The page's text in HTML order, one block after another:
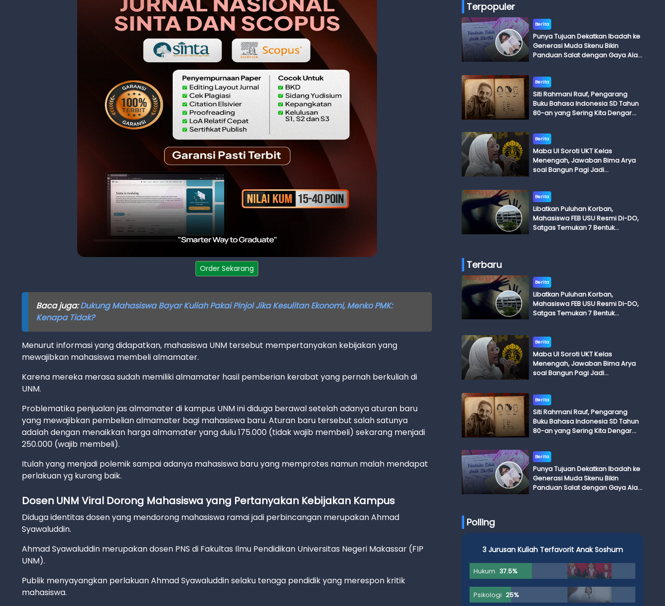
Order Sekarang
Baca juga:Dukung Mahasiswa Bayar Kuliah Pakai Pinjol Jika Kesulitan Ekonomi, Menko PMK:
Kenapa Tidak?
Menurut informasi yang didapatkan, mahasiswa UNM tersebut mempertanyakan kebijakan yang
mewajibkan mahasiswa membeli almamater.
Karena mereka merasa sudah memiliki almamater hasil pemberian kerabat yang pernah berkuliah di
UNM.
Problematika penjualan jas almamater di kampus UNM ini diduga berawal setelah adanya aturan baru
yang mewajibkan pembelian almamater bagi mahasiswa baru. Aturan baru tersebut salah satunya
adalah dengan menaikkan harga almamater yang dulu 175.000 (tidak wajib membeli) sekarang menjadi
250.000 (wajib membeli).
Itulah yang menjadi polemik sampai adanya mahasiswa baru yang memprotes namun malah mendapat
perlakuan yg kurang baik.
Dosen UNM Viral Dorong Mahasiswa yang Pertanyakan Kebijakan Kampus
Diduga identitas dosen yang mendorong mahasiswa ramai jadi perbincangan merupakan Ahmad
Syawaluddin.
Ahmad Syawaluddin merupakan dosen PNS di Fakultas Ilmu Pendidikan Universitas Negeri Makassar (FIP
UNM).
Publik menyayangkan perlakuan Ahmad Syawaluddin selaku tenaga pendidik yang merespon kritik
mahasiswa.
Terpopuler
Berita
Punya Tujuan Dekatkan Ibadah ke
Generasi Muda Skenu Bikin
Panduan Salat dengan Gaya Ala
Berita
Siti Rahmani Rauf, Pengarang
Buku Bahasa Indonesia SD Tahun
80-an yang Sering Kita Dengar
Adik Budi
Berita
Maba UI Soroti UKT Kelas
Menengah, Jawaban Bima Arya
soal Bangun Pagi Jadi
Berita
Libatkan Puluhan Korban,
Mahasiswa FEB USU Resmi Di-DO,
Satgas Temukan 7 Bentuk
Terbaru
Berita
Libatkan Puluhan Korban,
Mahasiswa FEB USU Resmi Di-DO,
Satgas Temukan 7 Bentuk
Berita
Maba UI Soroti UKT Kelas
Menengah, Jawaban Bima Arya
soal Bangun Pagi Jadi
Berita
Siti Rahmani Rauf, Pengarang
Buku Bahasa Indonesia SD Tahun
80-an yang Sering Kita Dengar
Adik Budi
Berita
Punya Tujuan Dekatkan Ibadah ke
Generasi Muda Skenu Bikin
Panduan Salat dengan Gaya Ala
Polling
3 Jurusan Kuliah Terfavorit Anak Soshum
Hukum 37.5%
Psikologi 25%